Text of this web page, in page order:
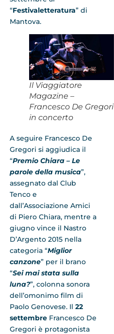
“Festivaletteratura” di
Mantova.
Il Viaggiatore
Magazine –
Francesco De Gregori
in concerto
A seguire Francesco De
Gregori si aggiudica il
“Premio Chiara – Le
parole della musica”,
assegnato dal Club
Tenco e
dall’Associazione Amici
di Piero Chiara, mentre a
giugno vince il Nastro
D’Argento 2015 nella
categoria “Miglior
canzone” per il brano
“Sei mai stata sulla
luna?”, colonna sonora
dell’omonimo film di
Paolo Genovese. Il 22
settembre Francesco De
Gregori è protagonista